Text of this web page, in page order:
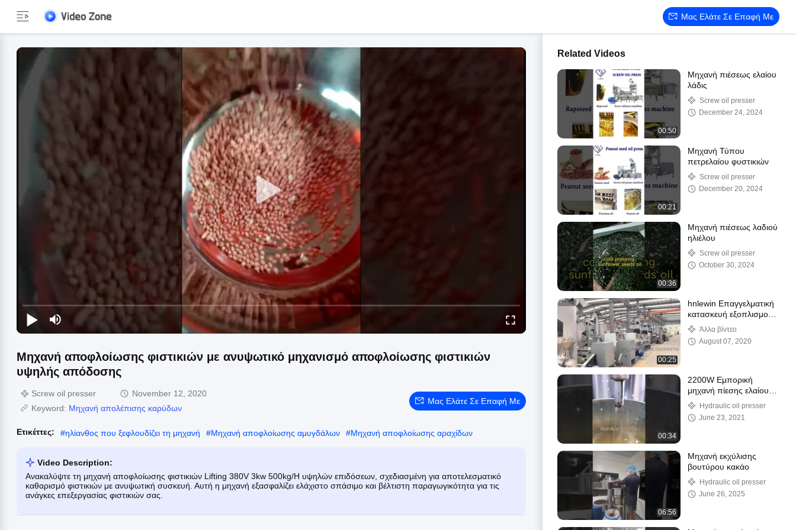
Μας Ελάτε Σε Επαφή Με
Μηχανή αποφλοίωσης φιστικιών με ανυψωτικό μηχανισμό αποφλοίωσης φιστικιών
υψηλής απόδοσης
Screw oil presser
November 12, 2020
Keyword: Μηχανή απολέπισης καρύδων
Μας Ελάτε Σε Επαφή Με
Ετικέττες: #ηλίανθος που ξεφλουδίζει τη μηχανή #Μηχανή αποφλοίωσης αμυγδάλων #Μηχανή αποφλοίωσης αραχίδων
Video Description:
Ανακαλύψτε τη μηχανή αποφλοίωσης φιστικιών Lifting 380V 3kw 500kg/H υψηλών επιδόσεων, σχεδιασμένη για αποτελεσματικό
καθαρισμό φιστικιών με ανυψωτική συσκευή. Αυτή η μηχανή εξασφαλίζει ελάχιστο σπάσιμο και βέλτιστη παραγωγικότητα για τις
ανάγκες επεξεργασίας φιστικιών σας.
Related Videos
00:50
Μηχανή πιέσεως ελαίου
λάδις
Screw oil presser
December 24, 2024
00:21
Μηχανή Τύπου
πετρελαίου φυστικιών
Screw oil presser
December 20, 2024
00:36
Μηχανή πιέσεως λαδιού
ηλιέλου
Screw oil presser
October 30, 2024
00:25
hnlewin Επαγγελματική
κατασκευή εξοπλισμού
πετρελαίου
Άλλα βίντεο
August 07, 2020
00:34
2200W Εμπορική
μηχανή πίεσης ελαίου
καρύδας Μηχανήματα
παραγωγής ελαίου
Hydraulic oil presser
June 23, 2021
06:56
Μηχανή εκχύλισης
βουτύρου κακάο
Hydraulic oil presser
June 26, 2025